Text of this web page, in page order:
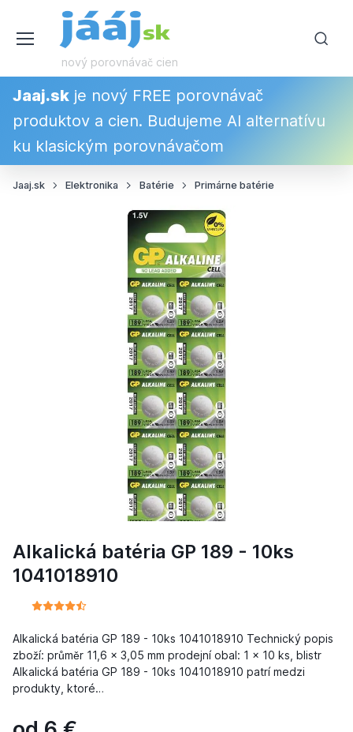
nový porovnávač cien
Jaaj.sk je nový FREE porovnávač
produktov a cien. Budujeme AI alternatívu
ku klasickým porovnávačom
Jaaj.sk Elektronika Batérie Primárne batérie
Alkalická batéria GP 189 - 10ks
1041018910
Alkalická batéria GP 189 - 10ks 1041018910 Technický popis
zboží: průměr 11,6 x 3,05 mm prodejní obal: 1 x 10 ks, blistr
Alkalická batéria GP 189 - 10ks 1041018910 patrí medzi
produkty, ktoré…